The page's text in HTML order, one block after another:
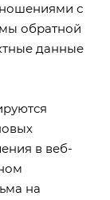
с
обратной
данные
в веб-
на